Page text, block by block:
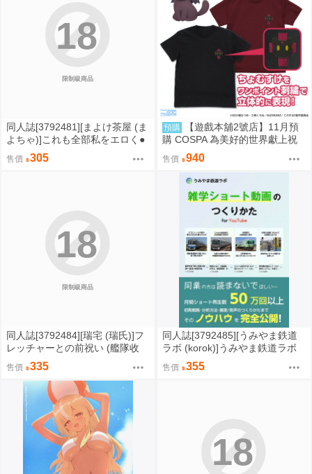
限制級商品
18
同人誌[3792481][まよけ茶屋 (ま
よちゃ)]これも全部私をエロく●
●したかほちゃんが悪いんだから
ね (其他)
售價 305
預購
【遊戲本舖2號店】11月預
購 COSPA 為美好的世界獻上祝
福！ 點仔 刺繡T恤 黑/紅 2款分售
0822
售價 940
限制級商品
18
同人誌[3792484][瑞宅 (瑞氏)]フ
レッチャーとの前祝い (艦隊收
售價 335
同人誌[3792485][うみやま鉄道
ラボ (korok)]うみやま鉄道ラボ
雑学ショート動画のつくりかた
(鐵道)
售價 355
18